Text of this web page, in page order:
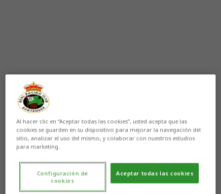
Al hacer clic en “Aceptar todas las cookies”, usted acepta que las
cookies se guarden en su dispositivo para mejorar la navegación del
sitio, analizar el uso del mismo, y colaborar con nuestros estudios
para marketing.
Aceptar todas las cookies
Configuración de
cookies